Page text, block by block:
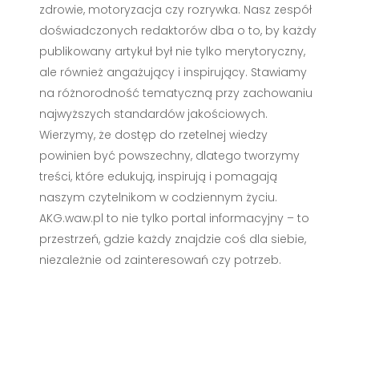
zdrowie, motoryzacja czy rozrywka. Nasz zespół
doświadczonych redaktorów dba o to, by każdy
publikowany artykuł był nie tylko merytoryczny,
ale również angażujący i inspirujący. Stawiamy
na różnorodność tematyczną przy zachowaniu
najwyższych standardów jakościowych.
Wierzymy, że dostęp do rzetelnej wiedzy
powinien być powszechny, dlatego tworzymy
treści, które edukują, inspirują i pomagają
naszym czytelnikom w codziennym życiu.
AKG.waw.pl to nie tylko portal informacyjny – to
przestrzeń, gdzie każdy znajdzie coś dla siebie,
niezależnie od zainteresowań czy potrzeb.